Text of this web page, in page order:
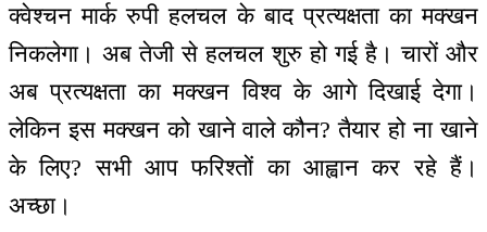
क्वेश्चन मार्क रुपी हलचल के बाद प्रत्यक्षता का मक्खन
निकलेगा। अब तेजी से हलचल शुरु हो गई है। चारों और
अब प्रत्यक्षता का मक्खन विश्व के आगे दिखाई देगा।
लेकिन इस मक्खन को खाने वाले कौन? तैयार हो ना खाने
के लिए? सभी आप फरिश्तों का आह्वान कर रहे हैं।
अच्छा।